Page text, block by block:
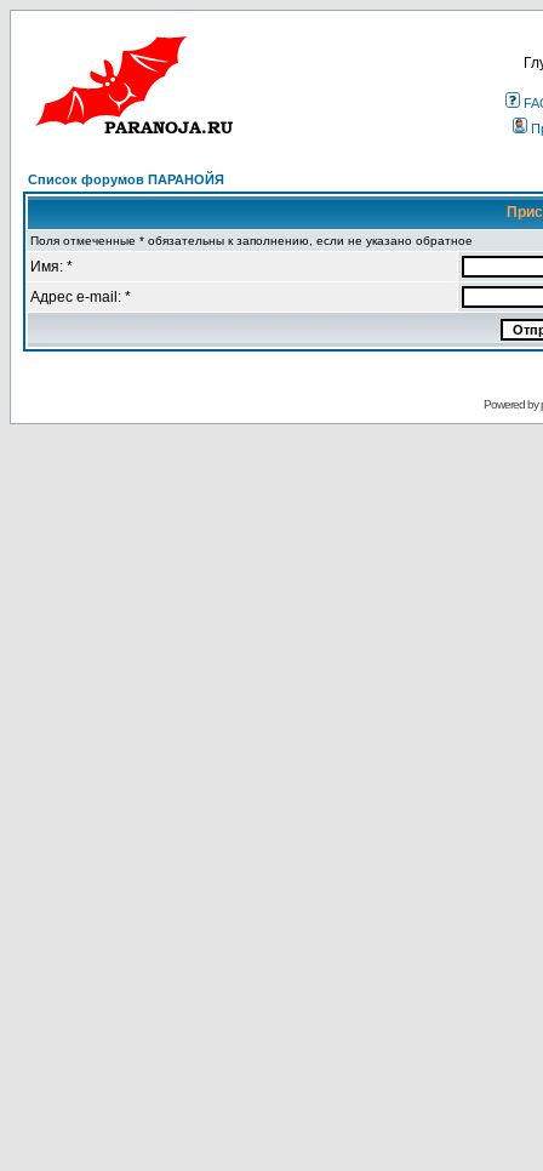
Список форумов ПАРАНОЙЯ
Поля отмеченные * обязательны к заполнению, если не указано обратное
Имя: *
Адрес e-mail: *
Powered by